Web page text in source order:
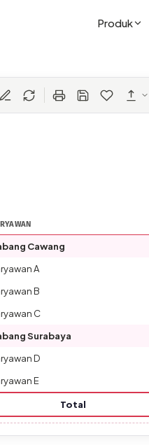
Produk
Cawang
A
B
C
Surabaya
D
E
Total